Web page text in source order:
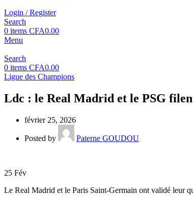
Login / Register
Search
0 items CFA0.00
Menu
Search
0 items CFA0.00
Ligue des Champions
Ldc : le Real Madrid et le PSG
février 25, 2026
Posted by Paterne GOUDOU
25 Fév
Le Real Madrid et le Paris Saint-Germain ont validé leur